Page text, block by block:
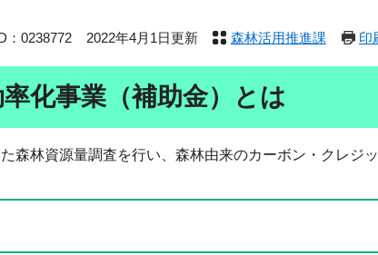
：0238772 2022年4月1日更新 森林活用推進課 印
化事業（補助金）とは
森林資源量調査を行い、森林由来のカーボン・クレジ